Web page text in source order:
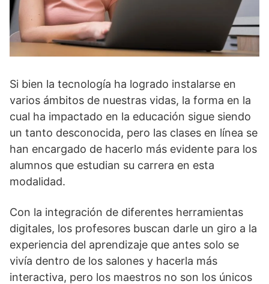
Si bien la tecnología ha logrado instalarse en
varios ámbitos de nuestras vidas, la forma en la
cual ha impactado en la educación sigue siendo
un tanto desconocida, pero las clases en línea se
han encargado de hacerlo más evidente para los
alumnos que estudian su carrera en esta
modalidad.
Con la integración de diferentes herramientas
digitales, los profesores buscan darle un giro a la
experiencia del aprendizaje que antes solo se
vivía dentro de los salones y hacerla más
interactiva, pero los maestros no son los únicos